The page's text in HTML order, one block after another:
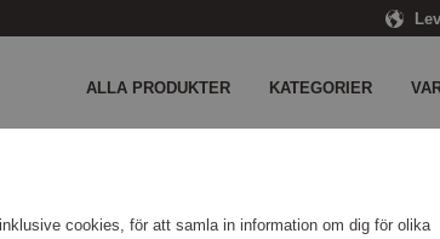
ALLA PRODUKTER KATEGORIER
cookies, för att samla in information om dig för olika